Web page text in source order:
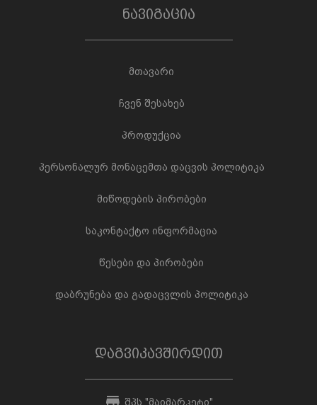
ნავიგაცია
მთავარი
ჩვენ შესახებ
პროდუქცია
პერსონალურ მონაცემთა დაცვის პოლიტიკა
მიწოდების პირობები
საკონტაქტო ინფორმაცია
წესები და პირობები
დაბრუნება და გადაცვლის პოლიტიკა
დაგვიკავშირდით
შპს "მაიმარკეტი"